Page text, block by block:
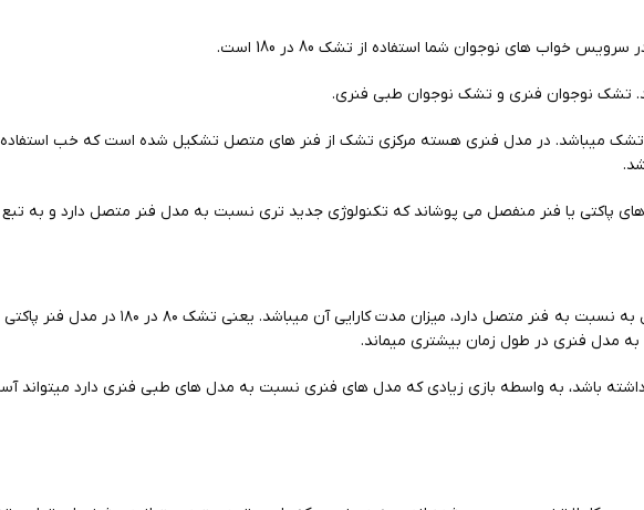
خواب های نوجوان شما استفاده از تشک 80 در 180 است.
تشک نوجوان فنری و تشک نوجوان طبی فنری.
میباشد. در مدل فنری هسته مرکزی تشک از فنر های متصل تشکیل شده است که خب استفاده
پاکتی یا فنر منفصل می پوشاند که تکنولوژی جدید تری نسبت به مدل فنر متصل دارد و به تبع
نسبت به فنر متصل دارد، میزان مدت کارایی آن میباشد. یعنی
تشک ۸۰ در ۱۸۰ در
به مدل فنری در طول زمان بیشتری میماند.
باشد، به واسطه بازی زیادی که مدل های فنری نسبت به مدل های طبی فنری دارد میتواند